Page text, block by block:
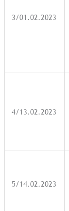
3/01.02.2023
4/13.02.2023
5/14.02.2023